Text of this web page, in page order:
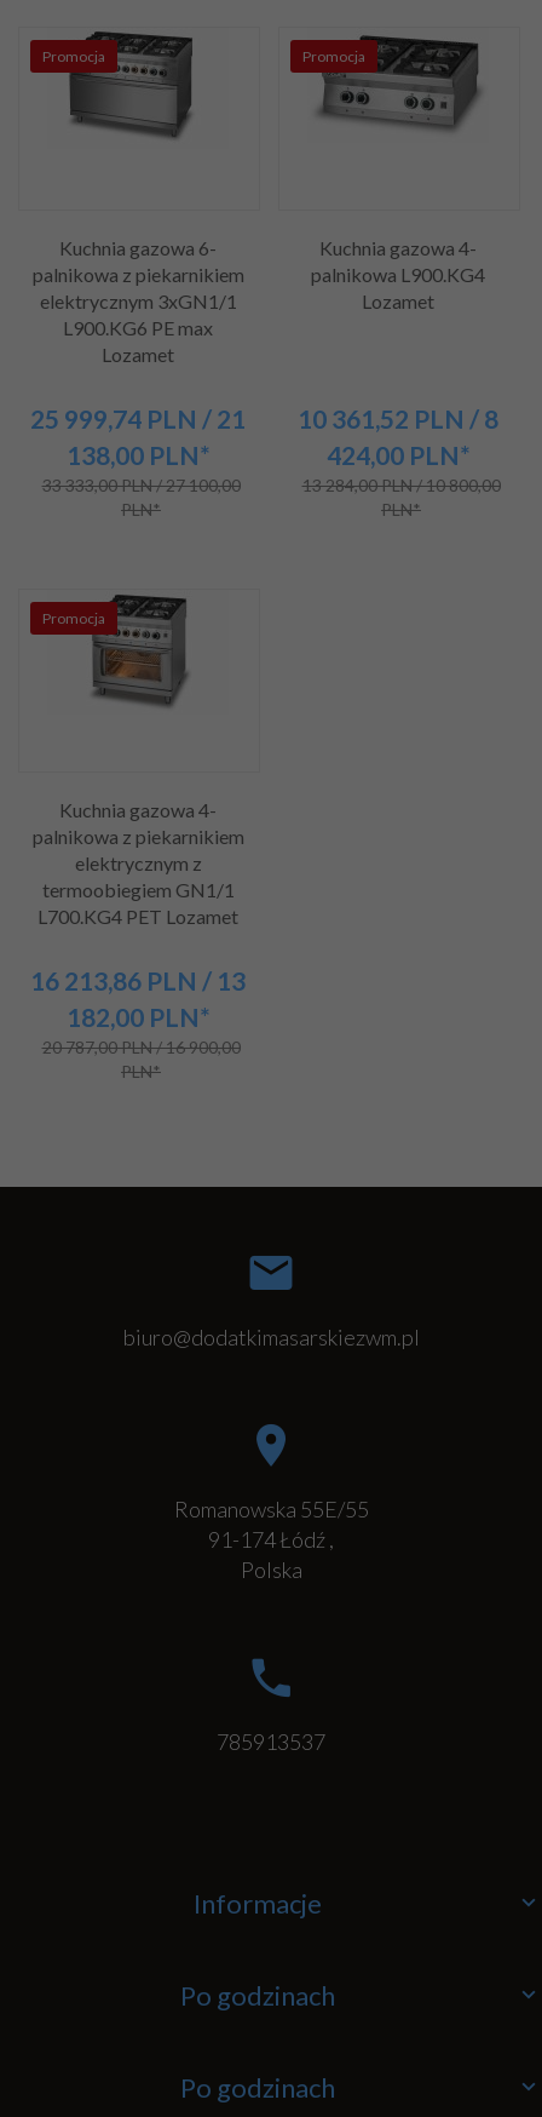
Promocja
Kuchnia gazowa 6-
palnikowa z piekarnikiem
elektrycznym 3xGN1/1
L900.KG6 PE max
Lozamet
25 999,74 PLN / 21
138,00 PLN*
33 333,00 PLN / 27 100,00
PLN*
Promocja
Kuchnia gazowa 4-
palnikowa L900.KG4
Lozamet
10 361,52 PLN / 8
424,00 PLN*
13 284,00 PLN / 10 800,00
PLN*
Promocja
Kuchnia gazowa 4-
palnikowa z piekarnikiem
elektrycznym z
termoobiegiem GN1/1
L700.KG4 PET Lozamet
16 213,86 PLN / 13
182,00 PLN*
20 787,00 PLN / 16 900,00
PLN*
biuro@dodatkimasarskiezwm.pl
Romanowska 55E/55
91-174Łódź,
Polska
785913537
Informacje
Po godzinach
Po godzinach